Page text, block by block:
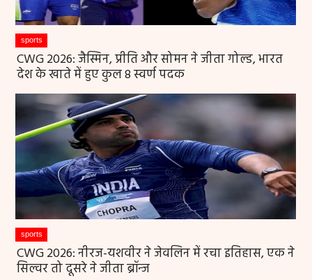
sports
CWG 2026: जैस्मिन, प्रीति और सोमन ने जीता गोल्ड, भारत
देश के खाते में हुए कुल 8 स्वर्ण पदक
sports
CWG 2026: नीरज-यशवीर ने जेवलिन में रचा इतिहास, एक ने
सिल्वर तो दूसरे ने जीता ब्रॉन्ज